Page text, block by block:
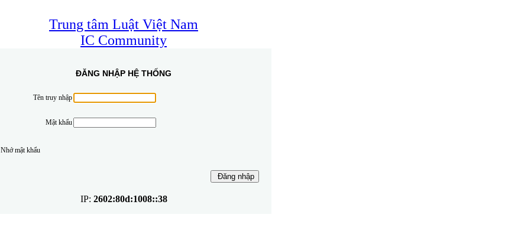
Trung tâm Luật Việt Nam
IC Community
ĐĂNG NHẬP HỆ THỐNG
Tên truy nhập
Mật khẩu
Nhớ mật khẩu
IP: 2602:80d:1008::38